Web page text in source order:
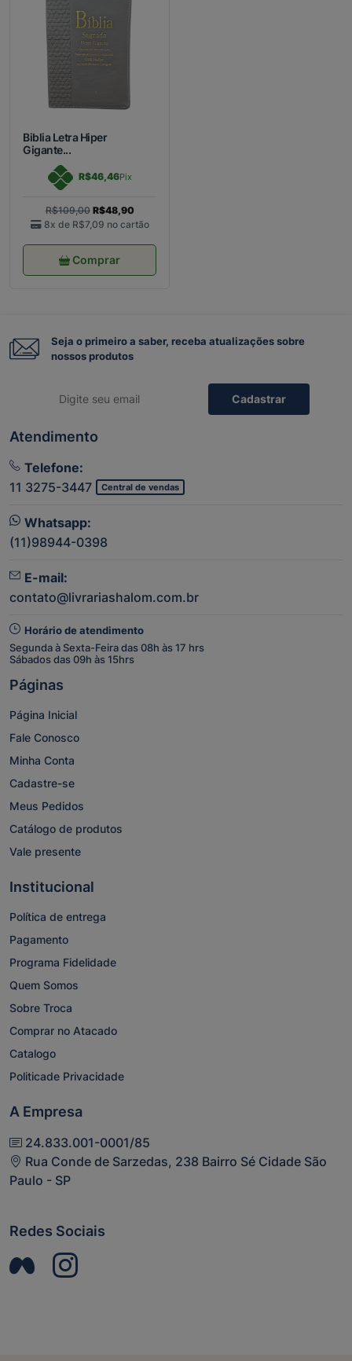
Biblia Letra Hiper
Gigante...
R$46,46Pix
R$109,00 R$48,90
8x de R$7,09 no cartão
Comprar
Seja o primeiro a saber, receba atualizações sobre
nossos produtos
Cadastrar
Atendimento
Telefone:
11 3275-3447
Central de vendas
Whatsapp:
(11)98944-0398
E-mail:
contato@livrariashalom.com.br
Horário de atendimento
Segunda à Sexta-Feira das 08h às 17 hrs
Sábados das 09h às 15hrs
Páginas
Página Inicial
Fale Conosco
Minha Conta
Cadastre-se
Meus Pedidos
Catálogo de produtos
Vale presente
Institucional
Política de entrega
Pagamento
Programa Fidelidade
Quem Somos
Sobre Troca
Comprar no Atacado
Catalogo
Politicade Privacidade
A Empresa
24.833.001-0001/85
Rua Conde de Sarzedas, 238 Bairro Sé Cidade São
Paulo - SP
Redes Sociais